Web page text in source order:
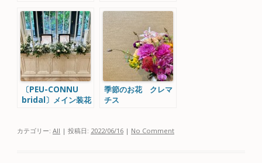
たWedding
〔PEU-CONNU
bridal〕メイン装花
季節のお花 クレマ
チス
カテゴリー: All | 投稿日: 2022/06/16 | No Comment